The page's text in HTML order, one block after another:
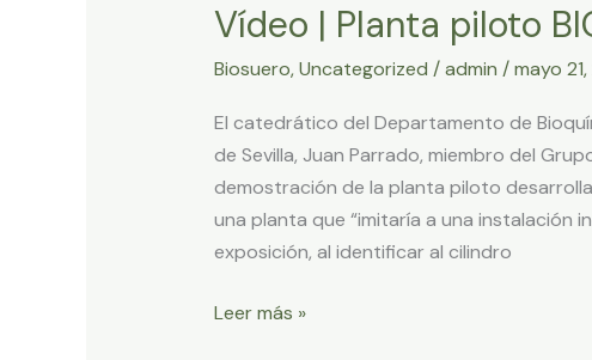
Vídeo | Planta piloto
Biosuero,Uncategorized /admin /mayo
El catedrático del Departamento de
de Sevilla, Juan Parrado, miembro del
demostración de la planta piloto
una planta que “imitaría a una instalación
exposición, al identificar al cilindro
Planta
BIOSUERO
Leer más »